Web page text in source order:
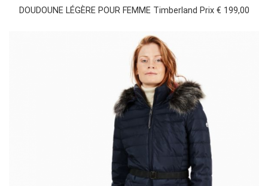
DOUDOUNE LÉGÈRE POUR FEMME Timberland Prix € 199,00